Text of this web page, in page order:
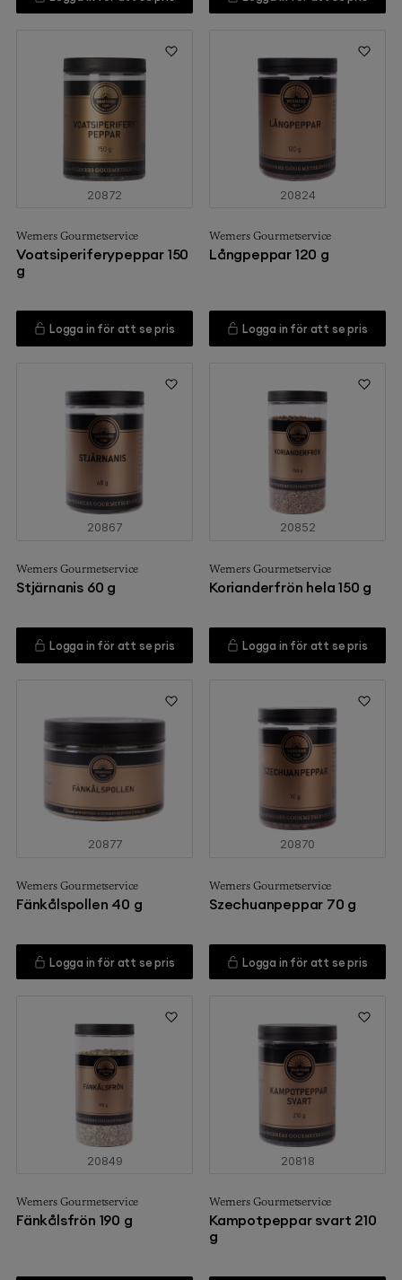
20872
Werners Gourmetservice
Voatsiperiferypeppar 150
g
Logga in för att se pris
20824
Werners Gourmetservice
Långpeppar 120 g
Logga in för att se pris
20867
Werners Gourmetservice
Stjärnanis 60 g
Logga in för att se pris
20852
Werners Gourmetservice
Korianderfrön hela 150 g
Logga in för att se pris
20877
Werners Gourmetservice
Fänkålspollen 40 g
Logga in för att se pris
20870
Werners Gourmetservice
Szechuanpeppar 70 g
Logga in för att se pris
20849
Werners Gourmetservice
Fänkålsfrön 190 g
20818
Werners Gourmetservice
Kampotpeppar svart 210
g